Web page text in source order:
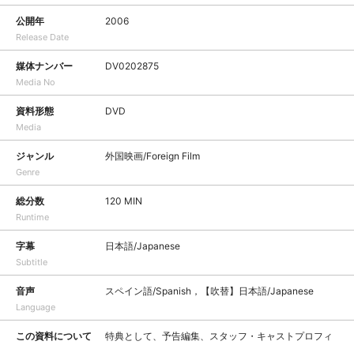
公開年
Release Date
2006
媒体ナンバー
Media No
DV0202875
資料形態
Media
DVD
ジャンル
Genre
外国映画/Foreign Film
総分数
Runtime
120 MIN
字幕
Subtitle
日本語/Japanese
音声
Language
スペイン語/Spanish，【吹替】日本語/Japanese
この資料について
特典として、予告編集、スタッフ・キャストプロフィ